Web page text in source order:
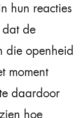
hun reacties
de
die openheid
moment
daardoor
hoe